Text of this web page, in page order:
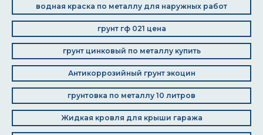
водная краска по металлу для наружных работ
грунт гф 021 цена
грунт цинковый по металлу купить
Антикоррозийный грунт экоцин
грунтовка по металлу 10 литров
Жидкая кровля для крыши гаража